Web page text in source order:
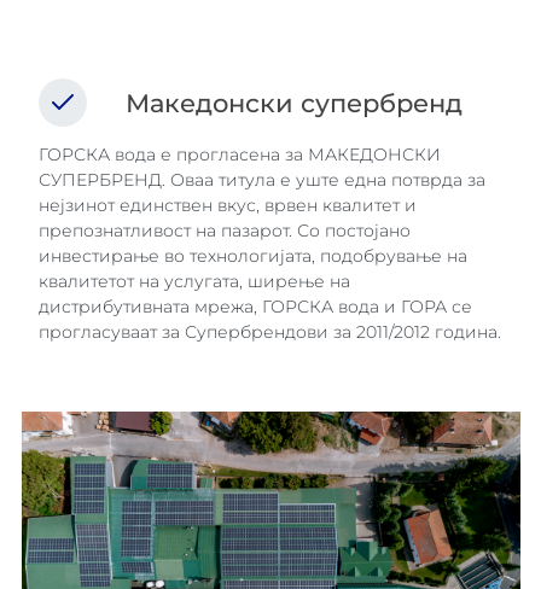
Македонски супербренд
ГОРСКА вода е прогласена за МАКЕДОНСКИ
СУПЕРБРЕНД. Оваа титула е уште една потврда за
нејзинот единствен вкус, врвен квалитет и
препознатливост на пазарот. Со постојано
инвестирање во технологијата, подобрување на
квалитетот на услугата, ширење на
дистрибутивната мрежа, ГОРСКА вода и ГОРА се
прогласуваат за Супербрендови за 2011/2012 година.